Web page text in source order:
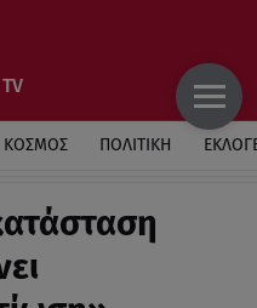
ΚΟΣΜΟΣ ΠΟΛΙΤΙΚΗ